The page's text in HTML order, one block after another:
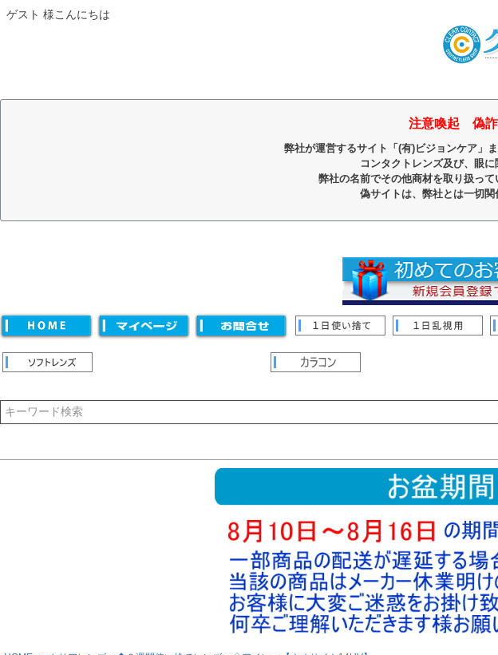
ゲスト 様こんにちは
注意喚起 偽詐
弊社が運営するサイト「(有)ビジョンケア」
コンタクトレンズ及び、眼
弊社の名前でその他商材を取り扱っ
偽サイトは、弊社とは一切関
並び順
新着順
登録順 価格が安い順 価格が高い順 優先度順
レビュー順
キーワードヒット順